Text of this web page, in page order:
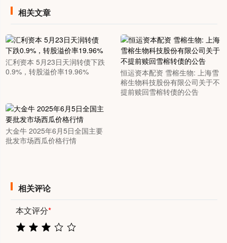
相关文章
汇利资本 5月23日天润转债下跌
0.9%，转股溢价率19.96%
恒运资本配资 雪榕生物: 上海雪
榕生物科技股份有限公司关于不
提前赎回雪榕转债的公告
大金牛 2025年6月5日全国主要
批发市场西瓜价格行情
相关评论
本文评分*